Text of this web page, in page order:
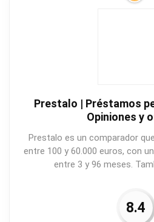
Prestalo | Préstamos
Opiniones y
Prestalo es un comparador
entre 100 y 60.000 euros, con
entre 3 y 96 meses.
8.4